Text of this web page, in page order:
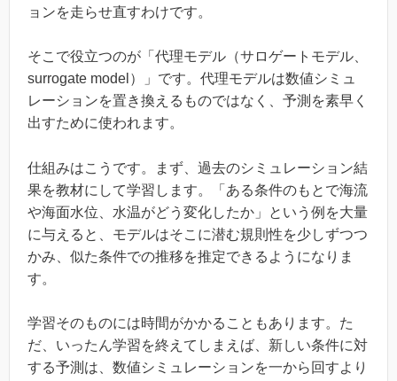
ョンを走らせ直すわけです。
そこで役立つのが「代理モデル（サロゲートモデル、
surrogate model）」です。代理モデルは数値シミュ
レーションを置き換えるものではなく、予測を素早く
出すために使われます。
仕組みはこうです。まず、過去のシミュレーション結
果を教材にして学習します。「ある条件のもとで海流
や海面水位、水温がどう変化したか」という例を大量
に与えると、モデルはそこに潜む規則性を少しずつつ
かみ、似た条件での推移を推定できるようになりま
す。
学習そのものには時間がかかることもあります。た
だ、いったん学習を終えてしまえば、新しい条件に対
する予測は、数値シミュレーションを一から回すより